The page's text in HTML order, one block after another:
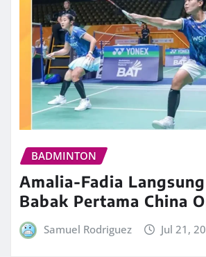
BADMINTON
Amalia-Fadia
Babak Pertama China
Samuel Rodriguez Jul 21,